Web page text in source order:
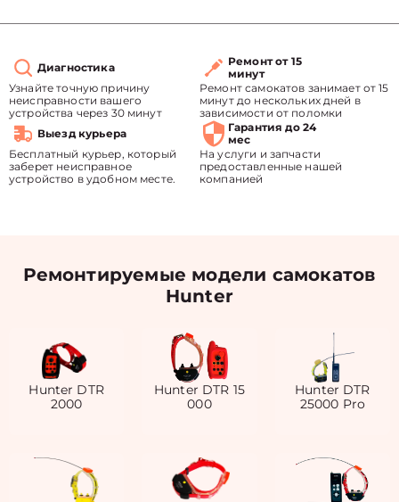
Диагностика
Узнайте точную причину
неисправности вашего
устройства через 30 минут
Ремонт от 15
минут
Ремонт самокатов занимает от 15
минут до нескольких дней в
зависимости от поломки
Выезд курьера
Бесплатный курьер, который
заберет неисправное
устройство в удобном месте.
Гарантия до 24
мес
На услуги и запчасти
предоставленные нашей
компанией
Ремонтируемые модели самокатов
Hunter
Hunter DTR
2000
Hunter DTR 15
000
Hunter DTR
25000 Pro